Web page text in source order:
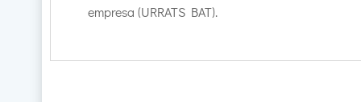
empresa (URRATS BAT).